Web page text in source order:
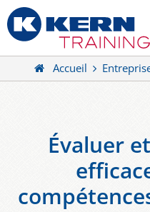
Accueil
Évaluer